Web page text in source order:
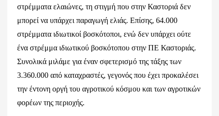
στρέμματα ελαιώνες, τη στιγμή που στην Καστοριά δεν
μπορεί να υπάρχει παραγωγή ελιάς. Επίσης, 64.000
στρέμματα ιδιωτικοί βοσκότοποι, ενώ δεν υπάρχει ούτε
ένα στρέμμα ιδιωτικού βοσκότοπου στην ΠΕ Καστοριάς.
Συνολικά μιλάμε για έναν σφετερισμό της τάξης των
3.360.000 από καταχραστές, γεγονός που έχει προκαλέσει
την έντονη οργή του αγροτικού κόσμου και των αγροτικών
φορέων της περιοχής.